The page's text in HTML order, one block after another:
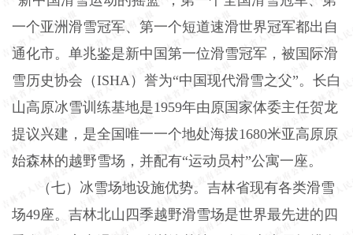
一个亚洲滑雪冠军、第一个短道速滑世界冠军都出自
通化市。单兆鉴是新中国第一位滑雪冠军，被国际滑
雪历史协会（ISHA ）誉为“中国现代滑雪之父”。长白
山高原冰雪训练基地是1959年由原国家体委主任贺龙
提议兴建，是全国唯一一个地处海拔1680米亚高原原
始森林的越野雪场，并配有“运动员村”公寓一座。
（七）冰雪场地设施优势。吉林省现有各类滑雪
场49座。吉林北山四季越野滑雪场是世界最先进的四